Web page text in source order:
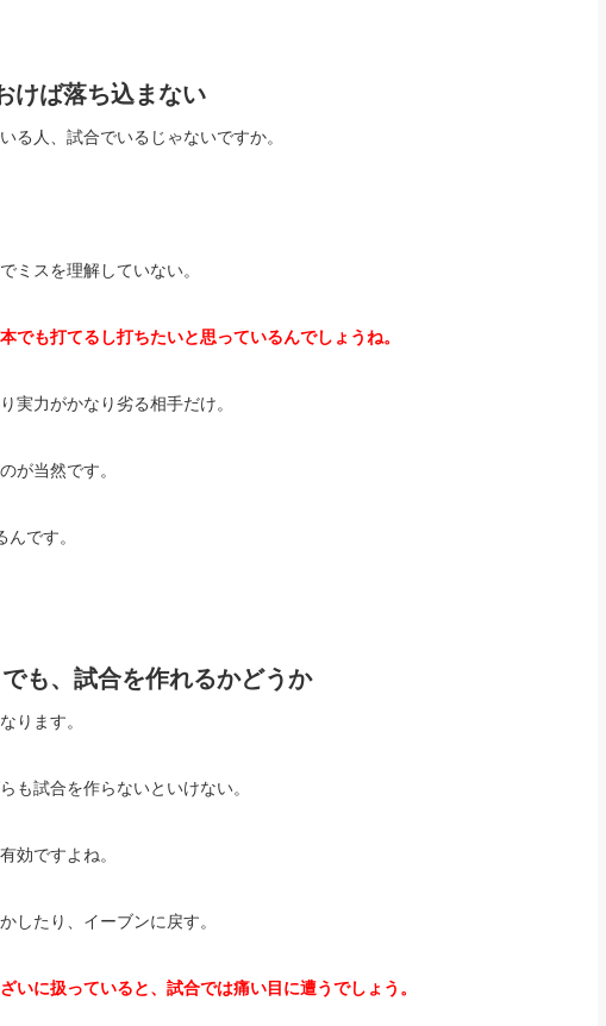
けば落ち込まない
る人、試合でいるじゃないですか。
ミスを理解していない。
でも打てるし打ちたいと思っているんでしょうね。
実力がかなり劣る相手だけ。
が当然です。
です。
も、試合を作れるかどうか
ります。
も試合を作らないといけない。
効ですよね。
したり、イーブンに戻す。
いに扱っていると、試合では痛い目に遭うでしょう。